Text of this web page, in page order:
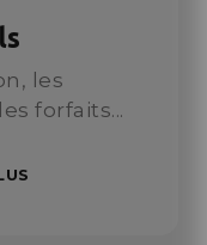
les
forfaits...